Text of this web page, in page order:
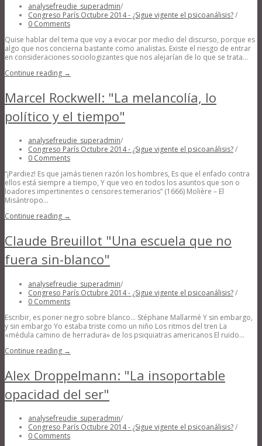
analysefreudie_superadmin/
Congreso París Octubre 2014 - ¿Sigue vigente el psicoanálisis?/
0 Comments
Quise hablar del tema que voy a evocar por medio del discurso, porque es
algo que nos concierna bastante como analistas. Existe el riesgo de entrar
en consideraciones sociologizantes que nos alejarían de lo que se trata...
Continue reading →
Marcel Rockwell: "La melancolía, lo
político y el tiempo"
analysefreudie_superadmin/
Congreso París Octubre 2014 - ¿Sigue vigente el psicoanálisis?/
0 Comments
“¡Pardiez! Es que jamás tienen razón los hombres, Es que el enfado contra
ellos está siempre a tiempo, Y que veo en todos los asuntos que son o
loadores impertinentes o censores temerarios” (1666) Molière – El
Misántropo...
Continue reading →
Claude Breuillot "Una escuela que no
fuera sin-blanco"
analysefreudie_superadmin/
Congreso París Octubre 2014 - ¿Sigue vigente el psicoanálisis?/
0 Comments
Escribir, es poner negro sobre blanco… Stéphane Mallarmé Y sin embargo,
y sin embargo Yo estaba triste como un niño Los ritmos del tren La
«médula camino de herradura» de los psiquiatras americanos El ruido...
Continue reading →
Alex Droppelmann: "La insoportable
opacidad del ser"
analysefreudie_superadmin/
Congreso París Octubre 2014 - ¿Sigue vigente el psicoanálisis?/
0 Comments